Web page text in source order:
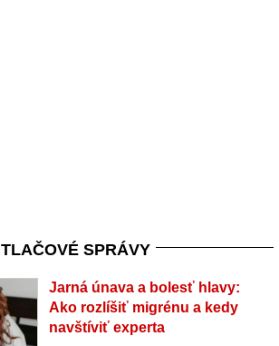
TLAČOVÉ SPRÁVY
Jarná únava a bolesť hlavy:
Ako rozlíšiť migrénu a kedy
navštíviť experta